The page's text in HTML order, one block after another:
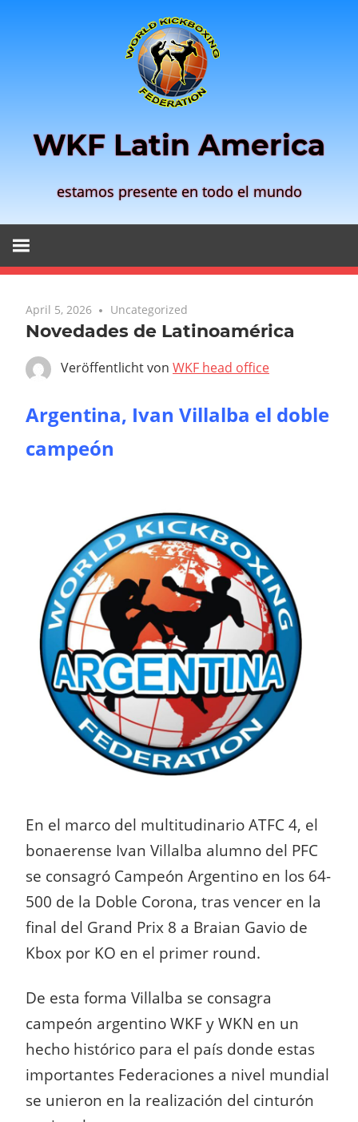
WKF Latin America
estamos presente en todo el mundo
April 5, 2026 Uncategorized
Novedades de Latinoamérica
Veröffentlicht von WKF head office
Argentina, Ivan Villalba el doble
campeón
En el marco del multitudinario ATFC 4, el
bonaerense Ivan Villalba alumno del PFC
se consagró Campeón Argentino en los 64-
500 de la Doble Corona, tras vencer en la
final del Grand Prix 8 a Braian Gavio de
Kbox por KO en el primer round.
De esta forma Villalba se consagra
campeón argentino WKF y WKN en un
hecho histórico para el país donde estas
importantes Federaciones a nivel mundial
se unieron en la realización del cinturón